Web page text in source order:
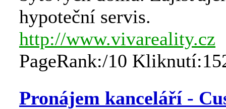
hypoteční servis.
http://www.vivareality.cz
PageRank:/10
Pronájem kanceláří -